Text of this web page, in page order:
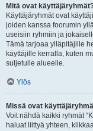
Mitä ovat
Käyttäjäryhmät ovat
joiden kanssa foorumin
useisiin ryhmiin ja
Tämä tarjoaa ylläpitäjille
käyttäjille kerralla, kuten
suljetulle alueelle.
Ylös
Missä ovat
Voit nähdä kaikki ryhmät
haluat liittyä yhteen,